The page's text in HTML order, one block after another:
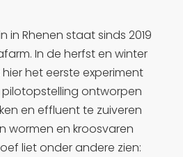
in Rhenen staat sinds 2019
In de herfst en winter
hier het eerste experiment
pilotopstelling ontworpen
en effluent te zuiveren
wormen en kroosvaren
liet onder andere zien: